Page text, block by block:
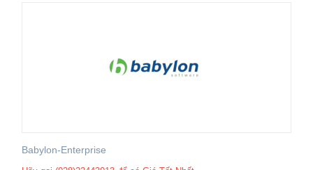
Babylon-Enterprise